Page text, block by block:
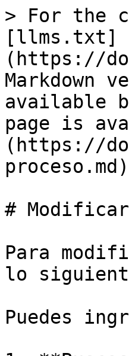
> For the
[llms.txt]
(https://
Markdown
available
page is
(https://
#
Para
lo
Puedes